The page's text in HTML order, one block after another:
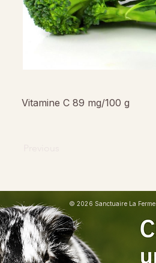
Vitamine C 89 mg/100 g
© 2026 Sanctuaire La Ferme